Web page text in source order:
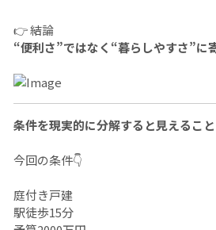
👉 結論
“便利さ”ではなく“暮らしやすさ”に
条件を現実的に分解すると見えること
今回の条件👇
庭付き戸建
駅徒歩15分